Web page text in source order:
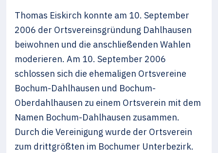
Thomas Eiskirch konnte am 10. September
2006 der Ortsvereinsgründung Dahlhausen
beiwohnen und die anschließenden Wahlen
moderieren. Am 10. September 2006
schlossen sich die ehemaligen Ortsvereine
Bochum-Dahlhausen und Bochum-
Oberdahlhausen zu einem Ortsverein mit dem
Namen Bochum-Dahlhausen zusammen.
Durch die Vereinigung wurde der Ortsverein
zum drittgrößten im Bochumer Unterbezirk.